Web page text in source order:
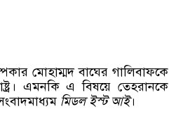
মোহাম্মদ বাঘের গালিবাফকে
এমনকি এ বিষয়ে তেহরানকে
মিডল ইস্ট আই।